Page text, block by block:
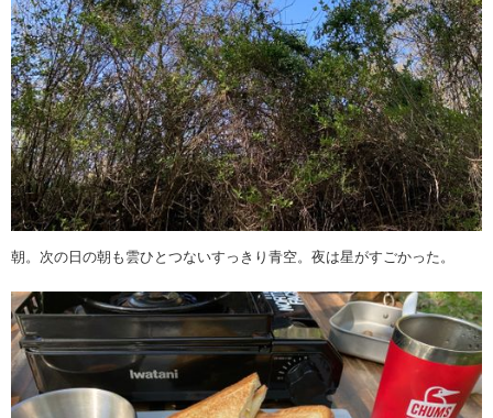
朝。次の日の朝も雲ひとつないすっきり青空。夜は星がすごかった。